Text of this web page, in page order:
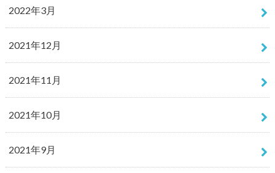
2022年3月
2021年12月
2021年11月
2021年10月
2021年9月